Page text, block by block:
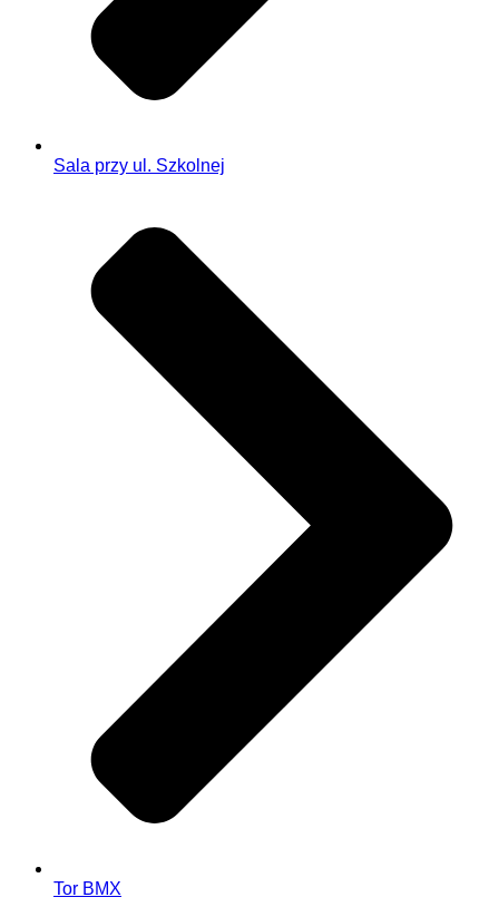
Sala przy ul. Szkolnej
Tor BMX